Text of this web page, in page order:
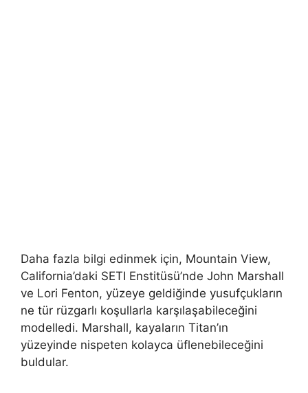
Daha fazla bilgi edinmek için, Mountain View,
California’daki SETI Enstitüsü’nde John Marshall
ve Lori Fenton, yüzeye geldiğinde yusufçukların
ne tür rüzgarlı koşullarla karşılaşabileceğini
modelledi. Marshall, kayaların Titan’ın
yüzeyinde nispeten kolayca üflenebileceğini
buldular.